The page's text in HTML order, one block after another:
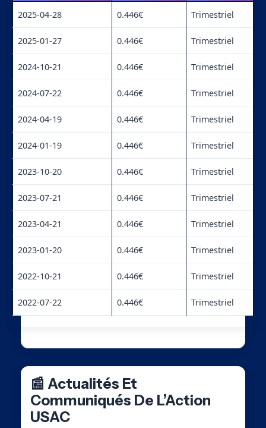
2025-04-28 0.446€ Trimestriel
2025-01-27 0.446€ Trimestriel
2024-10-21 0.446€ Trimestriel
2024-07-22 0.446€ Trimestriel
2024-04-19 0.446€ Trimestriel
2024-01-19 0.446€ Trimestriel
2023-10-20 0.446€ Trimestriel
2023-07-21 0.446€ Trimestriel
2023-04-21 0.446€ Trimestriel
2023-01-20 0.446€ Trimestriel
2022-10-21 0.446€ Trimestriel
2022-07-22 0.446€ Trimestriel
📰 Actualités Et
Communiqués De L’Action
USAC